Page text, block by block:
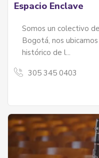
Espacio Enclave
Somos un colectivo
Bogotá, nos
histórico de l...
305 345 0403